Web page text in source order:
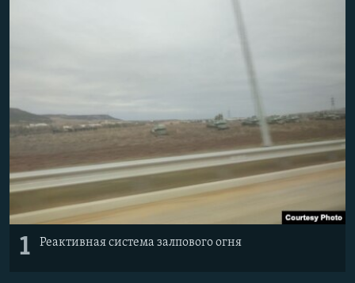
Все сайты RFE/RL
1 Реактивная система залпового огня